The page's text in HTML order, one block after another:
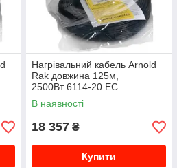
Нагрівальний кабель Arnold
Rak довжина 125м,
2500Вт 6114-20 EC
В наявності
18 357 ₴
Купити